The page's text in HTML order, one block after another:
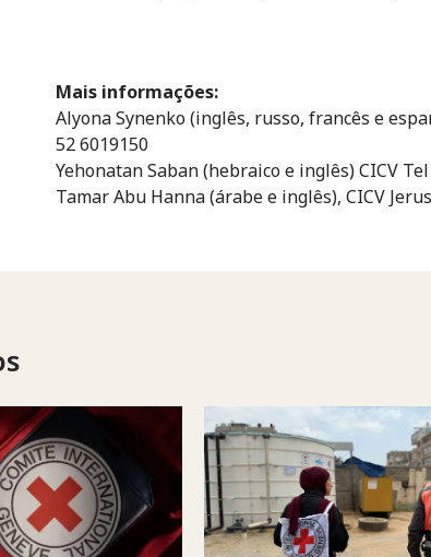
Mais informações:
Alyona Synenko (inglês, russo, francês e
52 6019150
Yehonatan Saban (hebraico e inglês) CICV
Tamar Abu Hanna (árabe e inglês), CICV